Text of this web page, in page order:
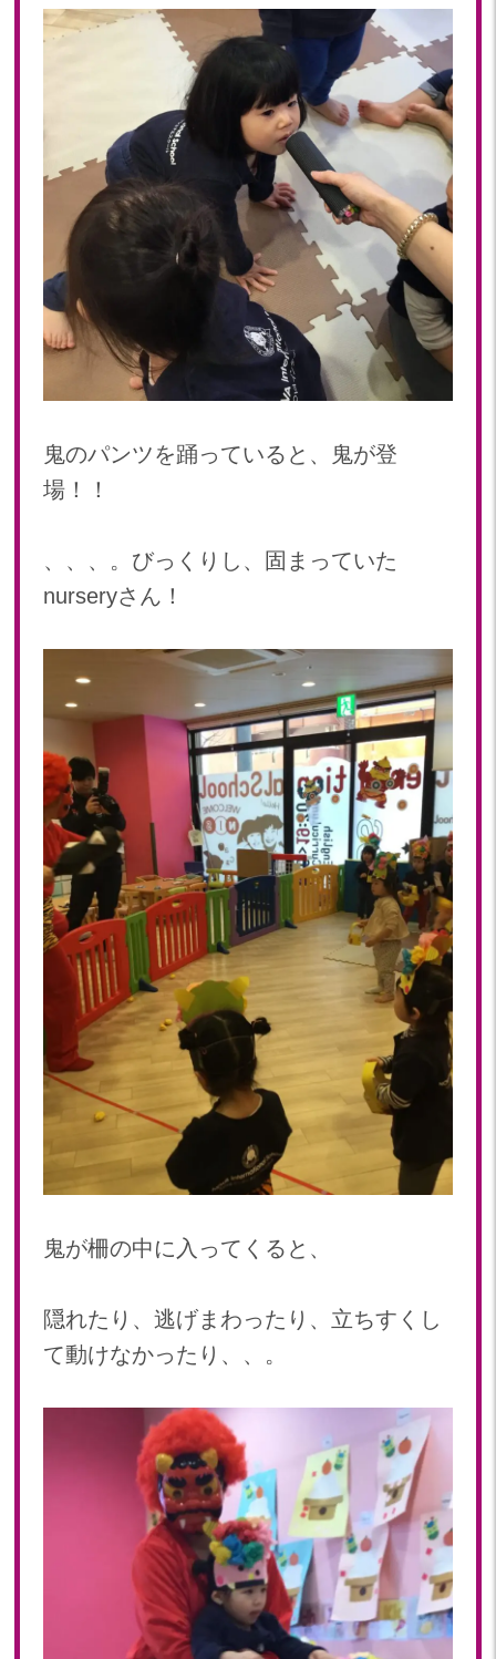
鬼のパンツを踊っていると、鬼が登
場！！
、、、。びっくりし、固まっていた
nurseryさん！
鬼が柵の中に入ってくると、
隠れたり、逃げまわったり、立ちすくし
て動けなかったり、、。